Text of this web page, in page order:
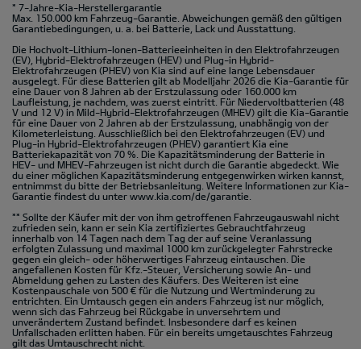
* 7-Jahre-Kia-Herstellergarantie
Max. 150.000 km Fahrzeug-Garantie. Abweichungen gemäß den gültigen
Garantiebedingungen, u. a. bei Batterie, Lack und Ausstattung.
Die Hochvolt-Lithium-Ionen-Batterieeinheiten in den Elektrofahrzeugen
(EV), Hybrid-Elektrofahrzeugen (HEV) und Plug-in Hybrid-
Elektrofahrzeugen (PHEV) von Kia sind auf eine lange Lebensdauer
ausgelegt. Für diese Batterien gilt ab Modelljahr 2026 die Kia-Garantie für
eine Dauer von 8 Jahren ab der Erstzulassung oder 160.000 km
Laufleistung, je nachdem, was zuerst eintritt. Für Niedervoltbatterien (48
V und 12 V) in Mild-Hybrid-Elektrofahrzeugen (MHEV) gilt die Kia-Garantie
für eine Dauer von 2 Jahren ab der Erstzulassung, unabhängig von der
Kilometerleistung. Ausschließlich bei den Elektrofahrzeugen (EV) und
Plug-in Hybrid-Elektrofahrzeugen (PHEV) garantiert Kia eine
Batteriekapazität von 70 %. Die Kapazitätsminderung der Batterie in
HEV- und MHEV-Fahrzeugen ist nicht durch die Garantie abgedeckt. Wie
du einer möglichen Kapazitätsminderung entgegenwirken wirken kannst,
entnimmst du bitte der Betriebsanleitung. Weitere Informationen zur Kia-
Garantie findest du unter www.kia.com/de/garantie.
** Sollte der Käufer mit der von ihm getroffenen Fahrzeugauswahl nicht
zufrieden sein, kann er sein Kia zertifiziertes Gebrauchtfahrzeug
innerhalb von 14 Tagen nach dem Tag der auf seine Veranlassung
erfolgten Zulassung und maximal 1000 km zurückgelegter Fahrstrecke
gegen ein gleich- oder höherwertiges Fahrzeug eintauschen. Die
angefallenen Kosten für Kfz.-Steuer, Versicherung sowie An- und
Abmeldung gehen zu Lasten des Käufers. Des Weiteren ist eine
Kostenpauschale von 500 € für die Nutzung und Wertminderung zu
entrichten. Ein Umtausch gegen ein anders Fahrzeug ist nur möglich,
wenn sich das Fahrzeug bei Rückgabe in unversehrtem und
unverändertem Zustand befindet. Insbesondere darf es keinen
Unfallschaden erlitten haben. Für ein bereits umgetauschtes Fahrzeug
gilt das Umtauschrecht nicht.